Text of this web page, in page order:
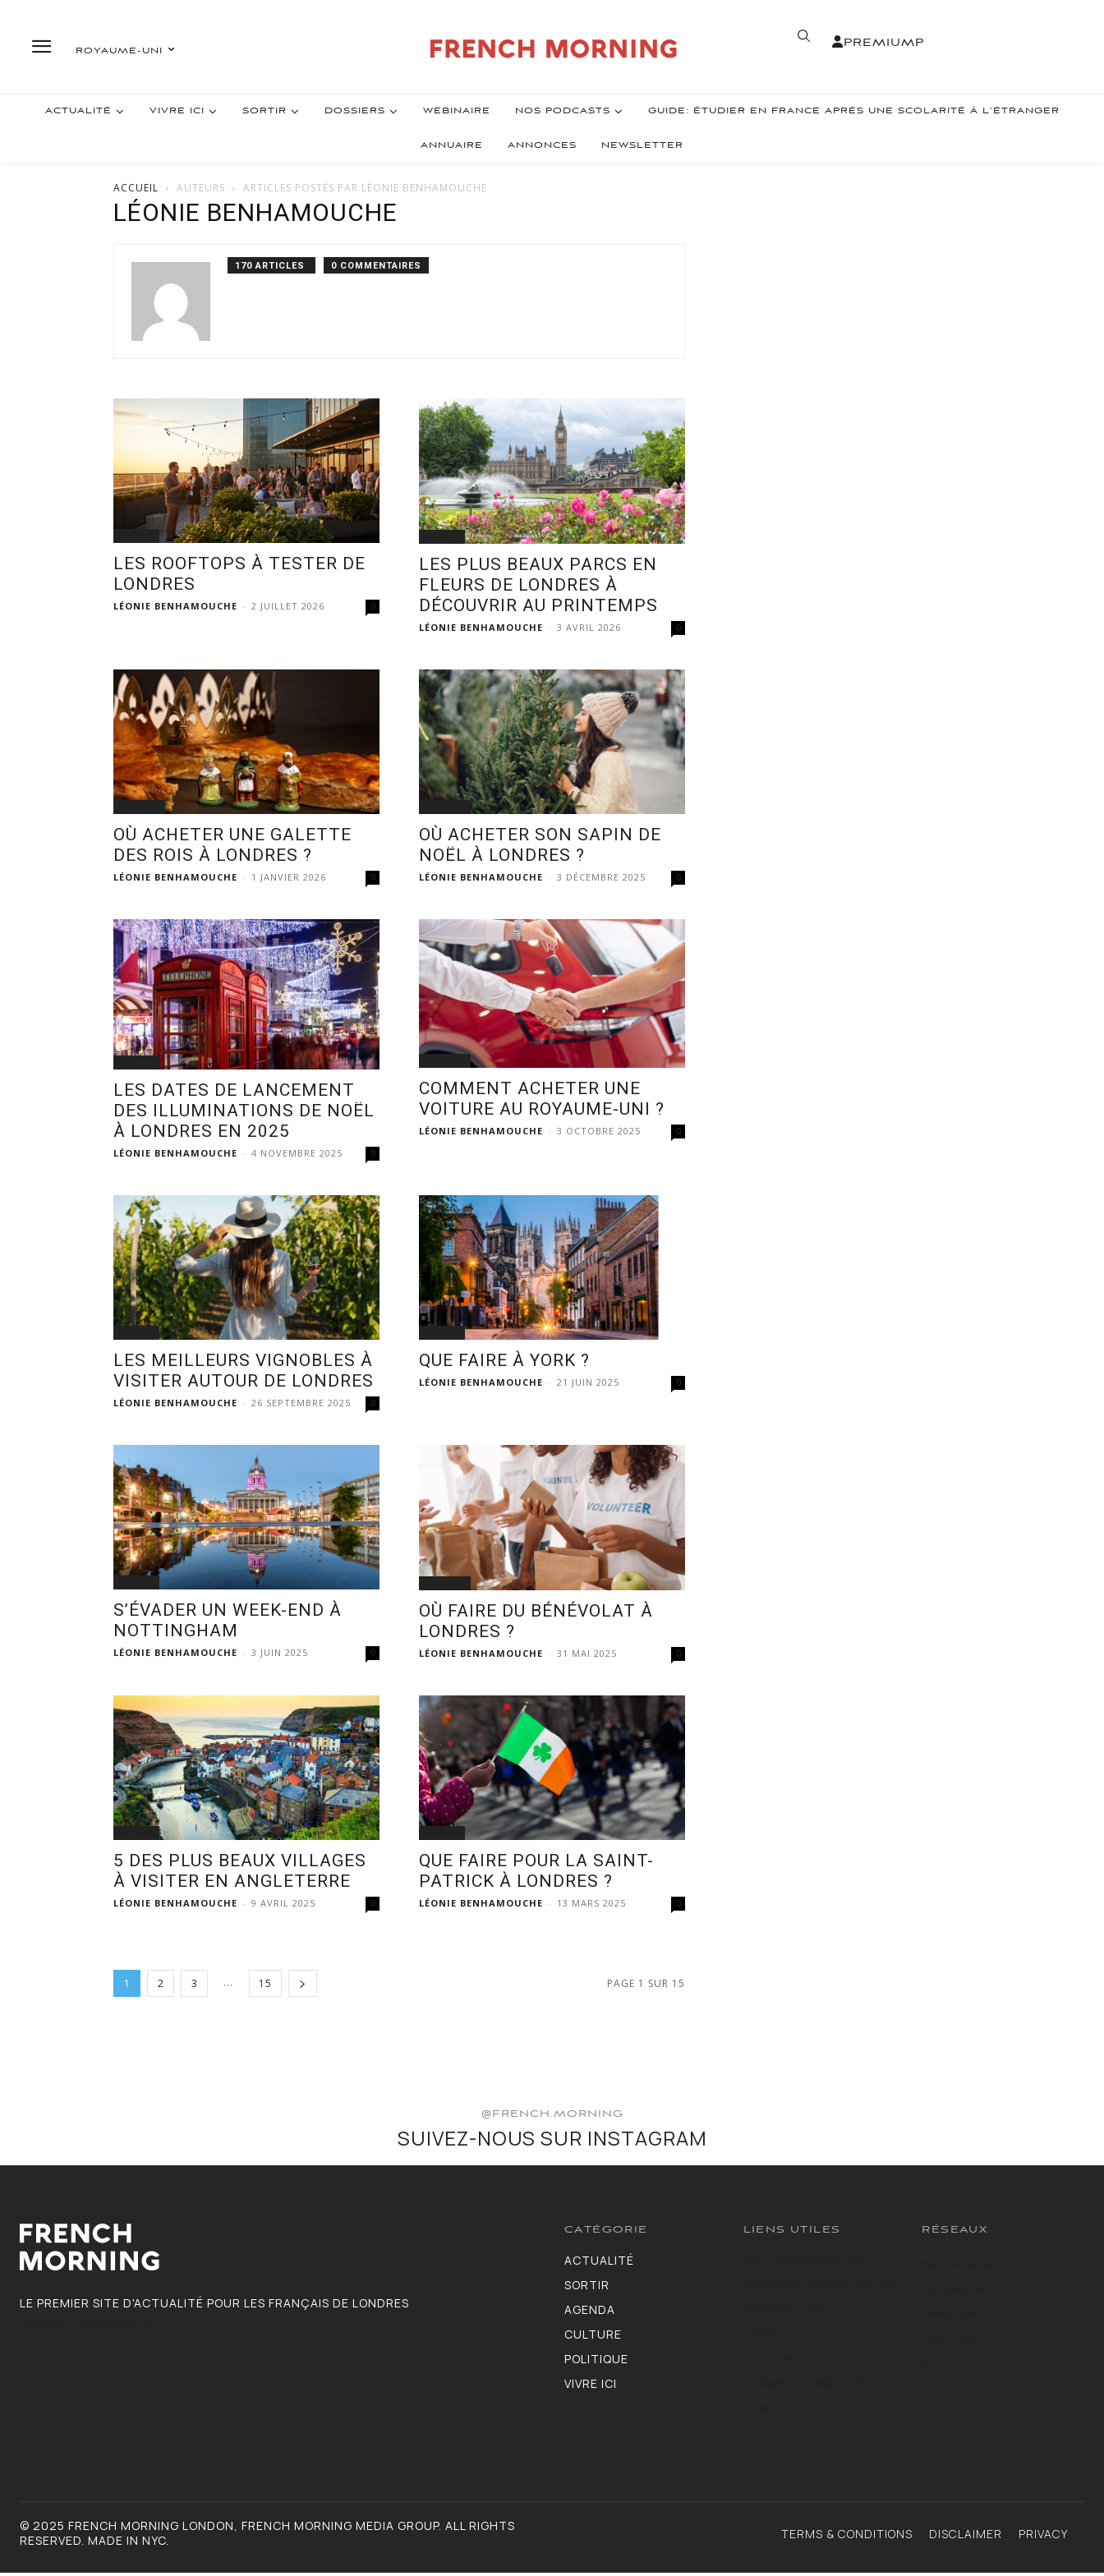
ROYAUME-UNI
PREMIUMP
ACTUALITÉ VIVRE ICI SORTIR DOSSIERS WEBINAIRE NOS PODCASTS GUIDE: ÉTUDIER EN FRANCE APRÈS UNE SCOLARITÉ À L’ÉTRANGER
ANNUAIRE ANNONCES NEWSLETTER
ACCUEIL AUTEURS ARTICLES POSTÉS PAR LÉONIE BENHAMOUCHE
LÉONIE BENHAMOUCHE
170 ARTICLES 0 COMMENTAIRES
LES ROOFTOPS À TESTER DE
LONDRES
LÉONIE BENHAMOUCHE - 2 JUILLET 2026 0
LES PLUS BEAUX PARCS EN
FLEURS DE LONDRES À
DÉCOUVRIR AU PRINTEMPS
LÉONIE BENHAMOUCHE - 3 AVRIL 2026 0
OÙ ACHETER UNE GALETTE
DES ROIS À LONDRES ?
LÉONIE BENHAMOUCHE - 1 JANVIER 2026 0
OÙ ACHETER SON SAPIN DE
NOËL À LONDRES ?
LÉONIE BENHAMOUCHE - 3 DÉCEMBRE 2025 0
LES DATES DE LANCEMENT
DES ILLUMINATIONS DE NOËL
À LONDRES EN 2025
LÉONIE BENHAMOUCHE - 4 NOVEMBRE 2025 0
COMMENT ACHETER UNE
VOITURE AU ROYAUME-UNI ?
LÉONIE BENHAMOUCHE - 3 OCTOBRE 2025 0
LES MEILLEURS VIGNOBLES À
VISITER AUTOUR DE LONDRES
LÉONIE BENHAMOUCHE - 26 SEPTEMBRE 2025 0
QUE FAIRE À YORK ?
LÉONIE BENHAMOUCHE - 21 JUIN 2025 0
S’ÉVADER UN WEEK-END À
NOTTINGHAM
LÉONIE BENHAMOUCHE - 3 JUIN 2025 0
OÙ FAIRE DU BÉNÉVOLAT À
LONDRES ?
LÉONIE BENHAMOUCHE - 31 MAI 2025 0
5 DES PLUS BEAUX VILLAGES
À VISITER EN ANGLETERRE
LÉONIE BENHAMOUCHE - 9 AVRIL 2025 0
QUE FAIRE POUR LA SAINT-
PATRICK À LONDRES ?
LÉONIE BENHAMOUCHE - 13 MARS 2025 0
1 2 3 ... 15 PAGE 1 SUR 15
@FRENCH.MORNING
SUIVEZ-NOUS SUR INSTAGRAM
LE PREMIER SITE D'ACTUALITÉ POUR LES FRANÇAIS DE LONDRES
CATÉGORIE
ACTUALITÉ
SORTIR
AGENDA
CULTURE
POLITIQUE
VIVRE ICI
LIENS UTILES RÉSEAUX
© 2025 FRENCH MORNING LONDON, FRENCH MORNING MEDIA GROUP. ALL RIGHTS
RESERVED. MADE IN NYC.
TERMS & CONDITIONS DISCLAIMER PRIVACY